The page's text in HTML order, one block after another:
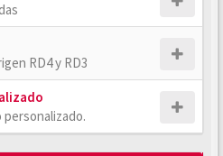
RD4 y RD3
personalizado.